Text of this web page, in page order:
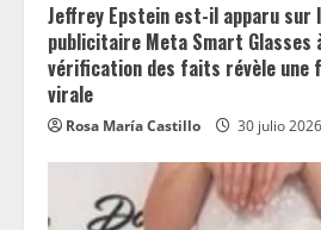
Jeffrey Epstein est-il apparu sur
publicitaire Meta Smart Glasses
vérification des faits révèle une
virale
Rosa María Castillo 30 julio 2026